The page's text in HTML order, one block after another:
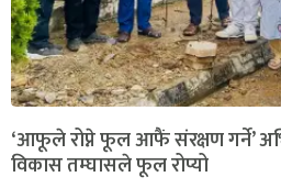
‘आफूले रोप्ने फूल आफैं संरक्षण गर्ने’
विकास तम्घासले फूल रोप्यो